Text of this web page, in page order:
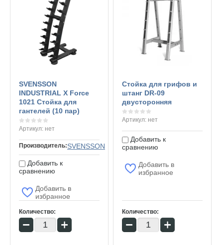
SVENSSON
INDUSTRIAL X Force
1021 Стойка для
гантелей (10 пар)
Артикул: нет
Производитель:SVENSSON
Добавить к
сравнению
Добавить в
избранное
Количество:
− +
Стойка для грифов и
штанг DR-09
двусторонняя
Артикул:нет
Добавить к
сравнению
Добавить в
избранное
Количество:
− +